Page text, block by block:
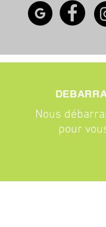
Nous
pour